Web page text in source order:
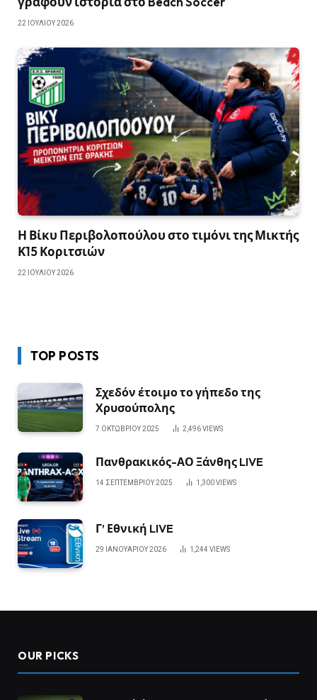
22 ΙΟΥΛΊΟΥ 2026
Η Βίκυ Περιβολοπούλου στο τιμόνι της Μικτής
Κ15 Κοριτσιών
22 ΙΟΥΛΊΟΥ 2026
TOP POSTS
Σχεδόν έτοιμο το γήπεδο της
Χρυσούπολης
7 ΟΚΤΩΒΡΊΟΥ 2025 2,496VIEWS
Πανθρακικός-ΑΟ Ξάνθης LIVE
14 ΣΕΠΤΕΜΒΡΊΟΥ 2025 1,300VIEWS
Γ’ Εθνική LIVE
29 ΙΑΝΟΥΑΡΊΟΥ 2026 1,244 VIEWS
OUR PICKS